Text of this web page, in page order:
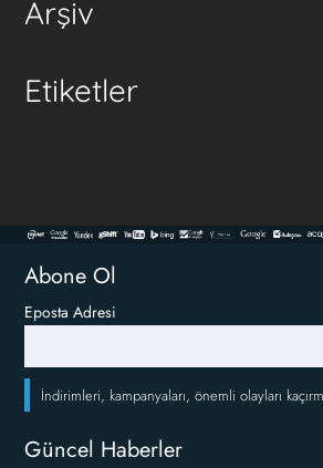
Arşiv
Etiketler
Abone Ol
Eposta Adresi
İndirimleri, kampanyaları, önemli olayları
Güncel Haberler